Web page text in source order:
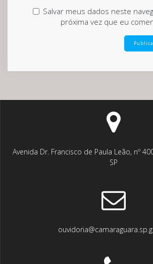
Salvar meus dados neste
próxima vez que eu
Avenida Dr. Francisco de Paula Leão, nº
SP